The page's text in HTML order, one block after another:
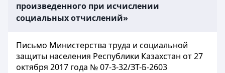
произведенного при исчислении
социальных отчислений»
Письмо Министерства труда и социальной
защиты населения Республики Казахстан от 27
октября 2017 года № 07-3-32/ЗТ-Б-2603